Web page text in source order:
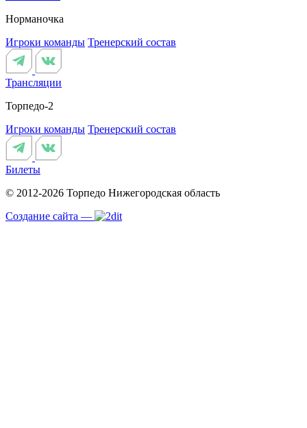
Норманочка
Игроки команды Тренерский состав
Трансляции
Торпедо-2
Игроки команды Тренерский состав
Билеты
© 2012-2026 Торпедо Нижегородская область
Создание сайта —